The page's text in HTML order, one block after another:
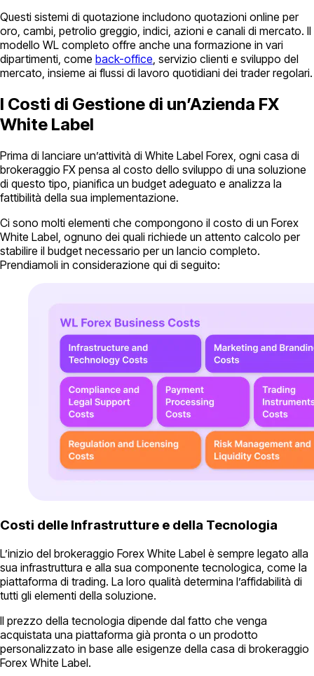
Questi sistemi di quotazione includono quotazioni online per
oro, cambi, petrolio greggio, indici, azioni e canali di mercato. Il
modello WL completo offre anche una formazione in vari
dipartimenti, come back-office, servizio clienti e sviluppo del
mercato, insieme ai flussi di lavoro quotidiani dei trader regolari.
I Costi di Gestione di un’Azienda FX
White Label
Prima di lanciare un’attività di White Label Forex, ogni casa di
brokeraggio FX pensa al costo dello sviluppo di una soluzione
di questo tipo, pianifica un budget adeguato e analizza la
fattibilità della sua implementazione.
Ci sono molti elementi che compongono il costo di un Forex
White Label, ognuno dei quali richiede un attento calcolo per
stabilire il budget necessario per un lancio completo.
Prendiamoli in considerazione qui di seguito:
Costi delle Infrastrutture e della Tecnologia
L’inizio del brokeraggio Forex White Label è sempre legato alla
sua infrastruttura e alla sua componente tecnologica, come la
piattaforma di trading. La loro qualità determina l’affidabilità di
tutti gli elementi della soluzione.
Il prezzo della tecnologia dipende dal fatto che venga
acquistata una piattaforma già pronta o un prodotto
personalizzato in base alle esigenze della casa di brokeraggio
Forex White Label.